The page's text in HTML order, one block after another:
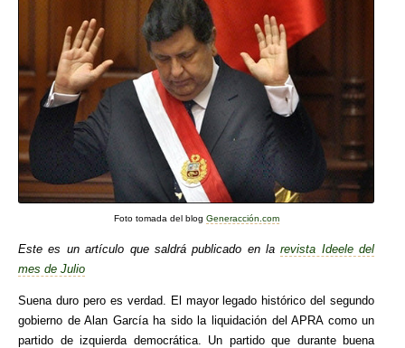
Foto tomada del blog Generacción.com
Este es un artículo que saldrá publicado en larevista Ideele del
mes de Julio
Suena duro pero es verdad. El mayor legado histórico del segundo
gobierno de Alan García ha sido la liquidación del APRA como un
partido de izquierda democrática. Un partido que durante buena